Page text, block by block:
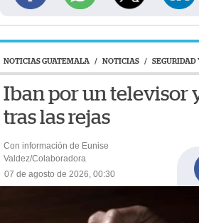
NOTICIAS GUATEMALA / NOTICIAS / SEGURIDAD
Iban por un televisor
tras las rejas
Con información de Eunise
Valdez/Colaboradora
07 de agosto de 2026, 00:30